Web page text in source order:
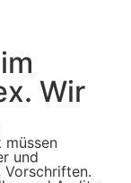
Wir
müssen
und
Vorschriften.